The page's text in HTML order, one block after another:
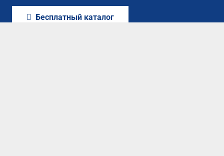
Бесплатный каталог